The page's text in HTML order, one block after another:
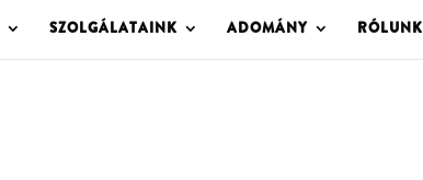
SZOLGÁLATAINK ADOMÁNY RÓLUNK